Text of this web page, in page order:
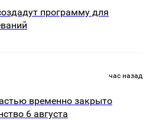
программу для
час назад
временно закрыто
6 августа